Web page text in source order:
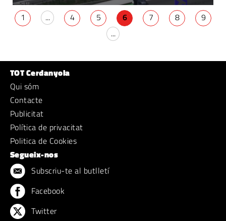
1 ... 4 5 6 7 8
9
...
TOT Cerdanyola
Qui sóm
Contacte
Publicitat
Política de privacitat
Politica de Cookies
Segueix-nos
Subscriu-te al butlletí
Facebook
Twitter